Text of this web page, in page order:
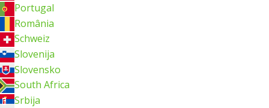
Portugal
România
Schweiz
Slovenija
Slovensko
South Africa
Srbija